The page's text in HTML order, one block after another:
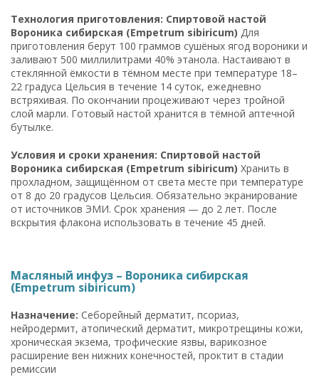
Технология приготовления: Спиртовой настой
Вороника сибирская (Empetrum sibiricum) Для
приготовления берут 100 граммов сушёных ягод вороники и
заливают 500 миллилитрами 40% этанола. Настаивают в
стеклянной ёмкости в тёмном месте при температуре 18–
22 градуса Цельсия в течение 14 суток, ежедневно
встряхивая. По окончании процеживают через тройной
слой марли. Готовый настой хранится в тёмной аптечной
бутылке.
Условия и сроки хранения: Спиртовой настой
Вороника сибирская (Empetrum sibiricum) Хранить в
прохладном, защищённом от света месте при температуре
от 8 до 20 градусов Цельсия. Обязательно экранирование
от источников ЭМИ. Срок хранения — до 2 лет. После
вскрытия флакона использовать в течение 45 дней.
Масляный инфуз – Вороника сибирская
(Empetrum sibiricum)
Назначение: Себорейный дерматит, псориаз,
нейродермит, атопический дерматит, микротрещины кожи,
хроническая экзема, трофические язвы, варикозное
расширение вен нижних конечностей, проктит в стадии
ремиссии